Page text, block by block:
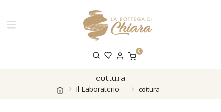
0
cottura
Il Laboratorio cottura